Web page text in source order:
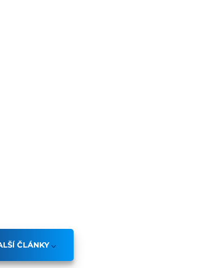
ČLÁNKY